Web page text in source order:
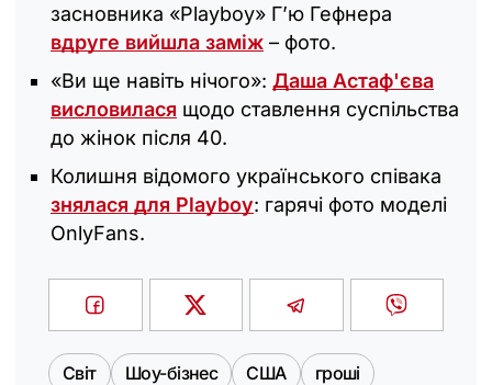
засновника «‎Playboy» Г’ю Гефнера
вдруге вийшла заміж – фото.
«Ви ще навіть нічого»: Даша Астаф'єва
висловилася щодо ставлення суспільства
до жінок після 40.
Колишня відомого українського співака
знялася для Playboy: гарячі фото моделі
OnlyFans.
Світ Шоу-бізнес США
гроші